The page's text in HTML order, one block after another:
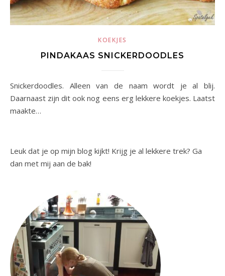
KOEKJES
PINDAKAAS SNICKERDOODLES
Snickerdoodles. Alleen van de naam wordt je al blij.
Daarnaast zijn dit ook nog eens erg lekkere koekjes. Laatst
maakte…
Leuk dat je op mijn blog kijkt! Krijg je al lekkere trek? Ga
dan met mij aan de bak!